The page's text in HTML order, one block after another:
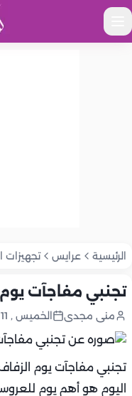
الرئيسية عرايس تجهيزات
تجنبي مفاجآت
منى مجدى الخميس , 11 يوليو 2024 ,11:18 ص
تجنبي مفاجآت يوم
اليوم هو أهم يوم